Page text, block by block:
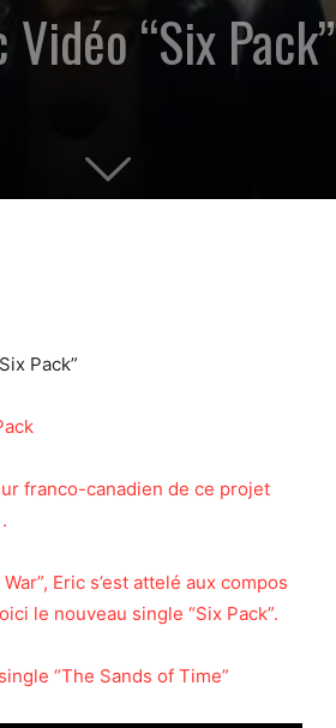
“Six Pack”
Pack”
franco-canadien de ce projet
Eric s’est attelé aux compos
le nouveau single “Six Pack”.
“The Sands of Time”